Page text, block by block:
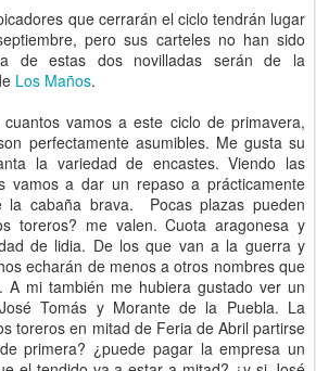
que cerrarán el ciclo tendrán lugar
pero sus carteles no han sido
de estas dos novilladas serán de la
Los Maños.
vamos a este ciclo de primavera,
perfectamente asumibles. Me gusta su
la variedad de encastes. Viendo las
vamos a dar un repaso a prácticamente
la cabaña brava. Pocas plazas pueden
toreros? me valen. Cuota aragonesa y
de lidia. De los que van a la guerra y
echarán de menos a otros nombres que
A mi también me hubiera gustado ver un
Tomás y Morante de la Puebla. La
toreros en mitad de Feria de Abril partirse
primera? ¿puede pagar la empresa un